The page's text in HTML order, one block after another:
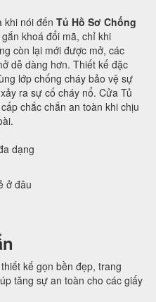
khi nói đến Tủ Hồ Sơ Chống
khoá đổi mã, chỉ khi
còn lại mới được mở, các
dễ dàng hơn. Thiết kế đặc
lớp chống cháy bảo vệ sự
ra sự cố cháy nổ. Cửa Tủ
chắc chắn an toàn khi chịu
kế gọn bền đẹp, trang
tăng sự an toàn cho các giấy